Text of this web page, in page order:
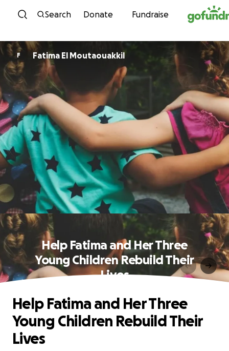
Skip to content
Search Donate Fundraise
F Fatima El Moutaouakkil
Help Fatima and Her Three
Young Children Rebuild Their
Lives
Help Fatima and Her Three
Young Children Rebuild Their
Lives